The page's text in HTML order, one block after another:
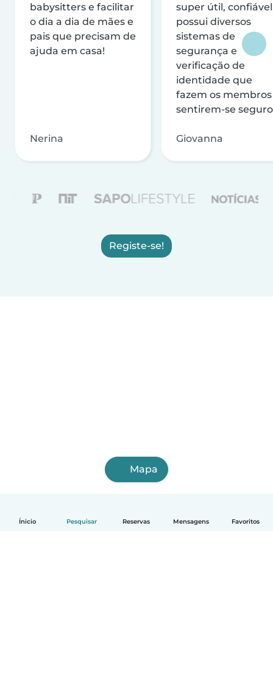
Ínicio Pesquisar Reservas Mensagens Favoritos
babysitters e facilitar
o dia a dia de mães e
pais que precisam de
ajuda em casa!
Nerina
super útil,
possui diversos
sistemas de
segurança e
verificação de
identidade que
fazem os membros
sentirem-se
Giovanna
Registe-se!
Mapa